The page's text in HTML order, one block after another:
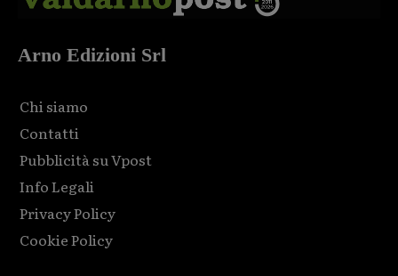
Arno Edizioni Srl
Chi siamo
Contatti
Pubblicità su Vpost
Info Legali
Privacy Policy
Cookie Policy